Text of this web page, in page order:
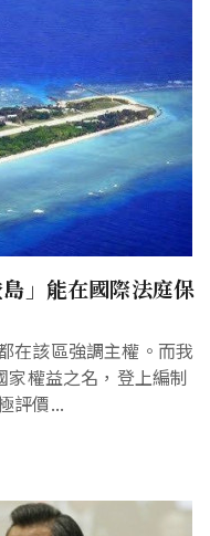
」能在國際法庭保
在該區強調主權。而我
權益之名，登上編制
評價...